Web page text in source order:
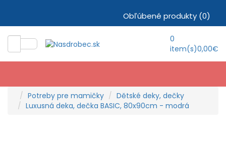
Obľúbené produkty (0)
0
item(s)0,00€
Potreby pre mamičky
Dětské deky, dečky
Luxusná deka, dečka BASIC, 80x90cm - modrá